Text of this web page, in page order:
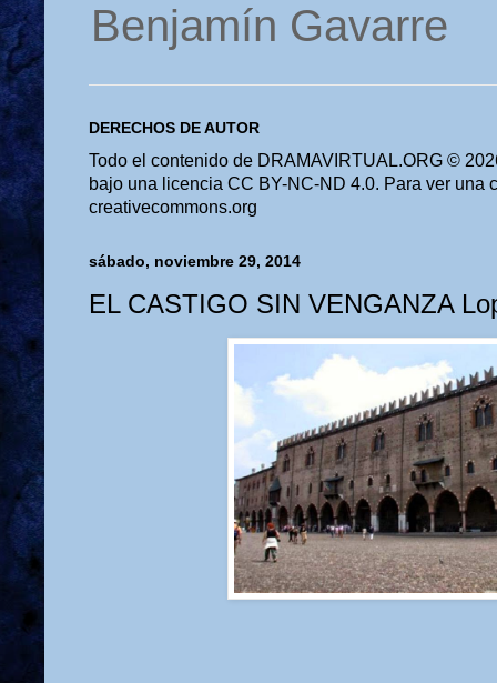
Benjamín Gavarre
DERECHOS DE AUTOR
Todo el contenido de DRAMAVIRTUAL.ORG ©
bajo una licencia CC BY-NC-ND 4.0. Para ver una
creativecommons.org
sábado, noviembre 29, 2014
EL CASTIGO SIN VENGANZA